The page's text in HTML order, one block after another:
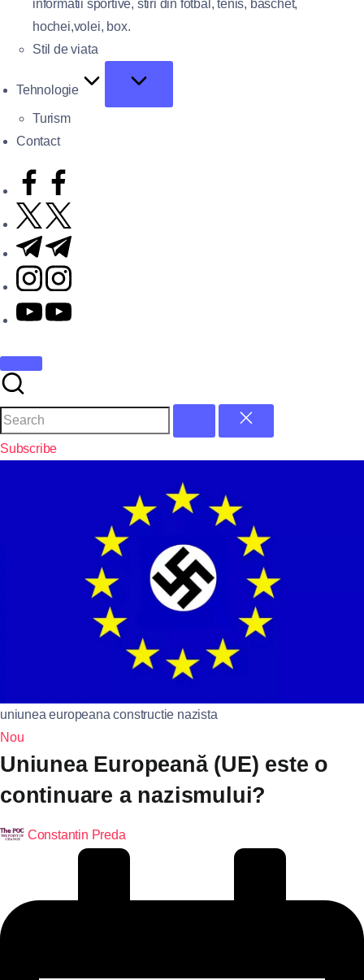
informatii sportive, stiri din fotbal, tenis, baschet,
hochei,volei, box.
Stil de viata
Tehnologie
Turism
Contact
Subscribe
uniunea europeana constructie nazista
Nou
Uniunea Europeană (UE) este o
continuare a nazismului?
Constantin Preda